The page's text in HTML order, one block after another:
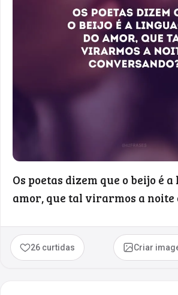
Os poetas dizem que o beijo é
amor, que tal virarmos a noite
26 curtidas Criar